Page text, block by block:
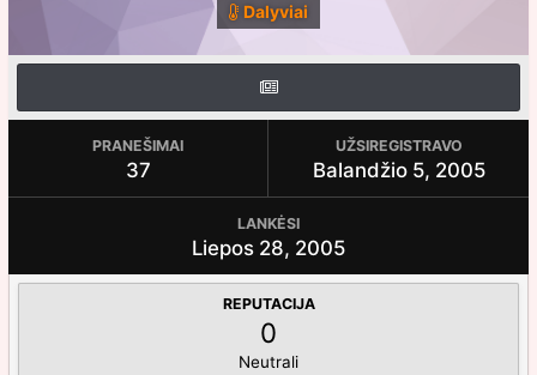
Dalyviai
PRANEŠIMAI
37
UŽSIREGISTRAVO
Balandžio 5, 2005
LANKĖSI
Liepos 28, 2005
REPUTACIJA
0
Neutrali